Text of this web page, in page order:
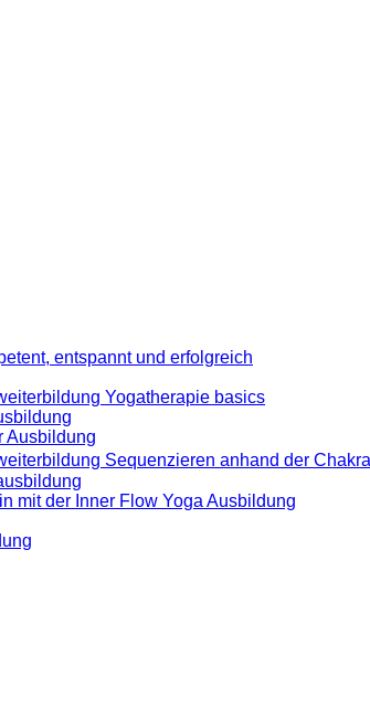
entspannt und erfolgreich
Yogatherapie basics
Ausbildung
Sequenzieren anhand der
mit der Inner Flow Yoga Ausbildung